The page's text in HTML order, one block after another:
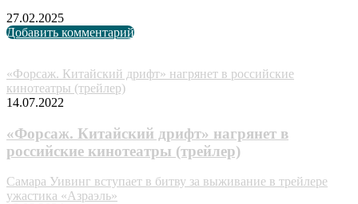
27.02.2025
Добавить комментарий
«Форсаж. Китайский дрифт» нагрянет в российские
кинотеатры (трейлер)
14.07.2022
«Форсаж. Китайский дрифт» нагрянет в
российские кинотеатры (трейлер)
Самара Уивинг вступает в битву за выживание в трейлере
ужастика «Азраэль»